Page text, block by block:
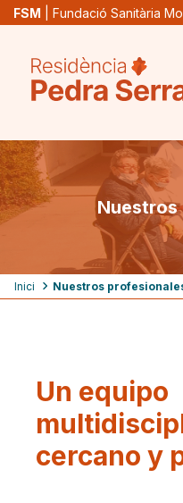
Pasar
contenido
principal
FSM | Fundació Sanitària
Ruta
Inici Nuestros
Un equipo
cercano y